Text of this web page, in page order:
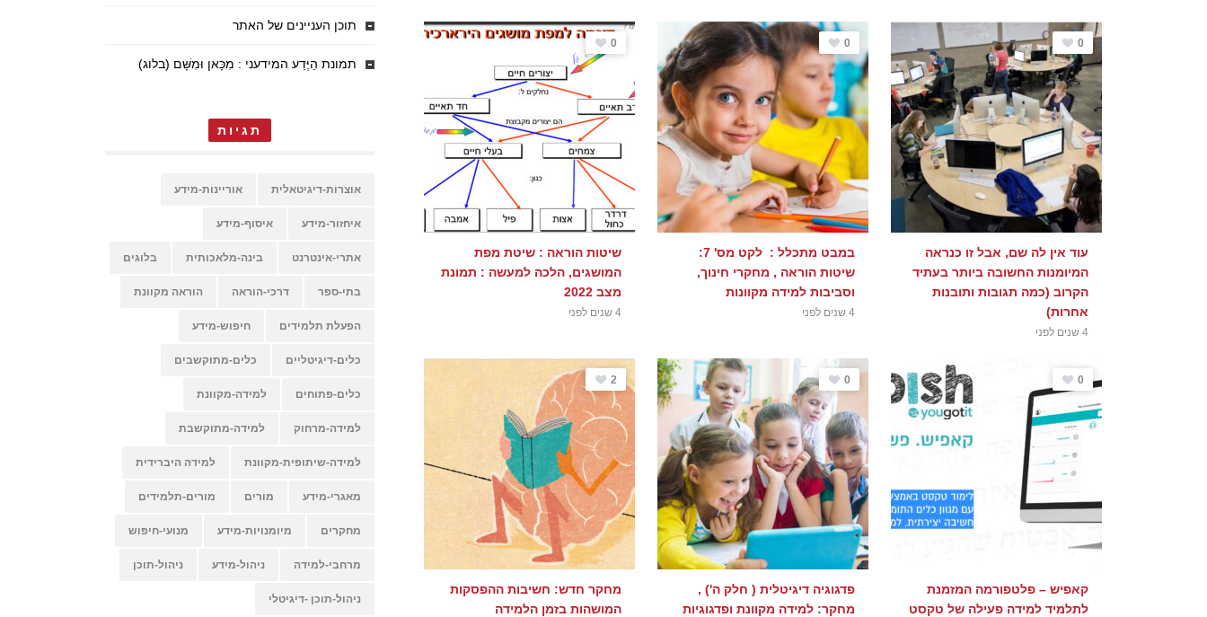
0
עוד אין לה שם, אבל זו כנראה
המיומנות החשובה ביותר בעתיד
הקרוב (כמה תגובות ותובנות
אחרות)
4 שנים לפני
0
במבט מתכלל : לקט מס' 7:
שיטות הוראה , מחקרי חינוך,
וסביבות למידה מקוונות
4 שנים לפני
0
שיטות הוראה : שיטת מפת
המושגים, הלכה למעשה : תמונת
מצב 2022
4 שנים לפני
0
קאפיש – פלטפורמה המזמנת
לתלמיד למידה פעילה של טקסט
0
פדגוגיה דיגיטלית ( חלק ה') ,
מחקר: למידה מקוונת ופדגוגיות
2
מחקר חדש: חשיבות ההפסקות
המושהות בזמן הלמידה
תוכן העניינים של האתר
תמונת הַיֶּדַע המידעני : מִכָּאן וּמִשָּׁם (בלוג)
תגיות
אוצרות-דיגיטאלית אוריינות-מידע
איחזור-מידע איסוף-מידע
אתרי-אינטרנט בינה-מלאכותית בלוגים
בתי-ספר דרכי-הוראה הוראה מקוונת
הפעלת תלמידים חיפוש-מידע
כלים-דיגיטליים כלים-מתוקשבים
כלים-פתוחים למידה-מקוונת
למידה-מרחוק למידה-מתוקשבת
למידה-שיתופית-מקוונת למידה היברידית
מאגרי-מידע מורים מורים-תלמידים
מחקרים מיומנויות-מידע מנועי-חיפוש
מרחבי-למידה ניהול-מידע ניהול-תוכן
ניהול-תוכן -דיגיטלי